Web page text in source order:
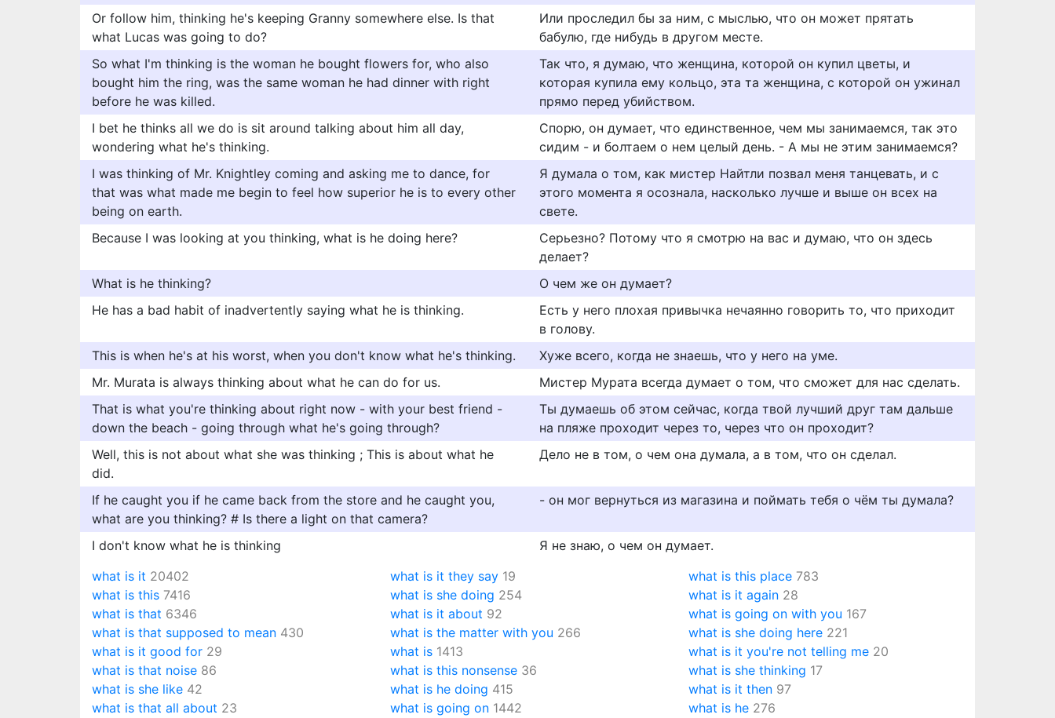
Or follow him, thinking he's keeping Granny somewhere else. Is that
what Lucas was going to do?
Или проследил бы за ним, с мыслью, что он может прятать
бабулю, где нибудь в другом месте.
So what I'm thinking is the woman he bought flowers for, who also
bought him the ring, was the same woman he had dinner with right
before he was killed.
Так что, я думаю, что женщина, которой он купил цветы, и
которая купила ему кольцо, эта та женщина, с которой он ужинал
прямо перед убийством.
I bet he thinks all we do is sit around talking about him all day,
wondering what he's thinking.
Спорю, он думает, что единственное, чем мы занимаемся, так это
сидим - и болтаем о нем целый день. - А мы не этим занимаемся?
I was thinking of Mr. Knightley coming and asking me to dance, for
that was what made me begin to feel how superior he is to every other
being on earth.
Я думала о том, как мистер Найтли позвал меня танцевать, и с
этого момента я осознала, насколько лучше и выше он всех на
свете.
Because I was looking at you thinking, what is he doing here?
Серьезно? Потому что я смотрю на вас и думаю, что он здесь
делает?
What is he thinking?
О чем же он думает?
He has a bad habit of inadvertently saying what he is thinking.
Есть у него плохая привычка нечаянно говорить то, что приходит
в голову.
This is when he's at his worst, when you don't know what he's thinking.
Хуже всего, когда не знаешь, что у него на уме.
Mr. Murata is always thinking about what he can do for us.
Мистер Мурата всегда думает о том, что сможет для нас сделать.
That is what you're thinking about right now - with your best friend -
down the beach - going through what he's going through?
Ты думаешь об этом сейчас, когда твой лучший друг там дальше
на пляже проходит через то, через что он проходит?
Well, this is not about what she was thinking ; This is about what he
did.
Дело не в том, о чем она думала, а в том, что он сделал.
If he caught you if he came back from the store and he caught you,
what are you thinking? # Is there a light on that camera?
- он мог вернуться из магазина и поймать тебя о чём ты думала?
I don't know what he is thinking
Я не знаю, о чем он думает.
what is it 20402
what is this 7416
what is that 6346
what is that supposed to mean 430
what is it good for 29
what is that noise 86
what is she like 42
what is that all about 23
what is it they say 19
what is she doing 254
what is it about 92
what is the matter with you 266
what is 1413
what is this nonsense 36
what is he doing 415
what is going on 1442
what is this place 783
what is it again 28
what is going on with you 167
what is she doing here 221
what is it you're not telling me 20
what is she thinking 17
what is it then 97
what is he 276